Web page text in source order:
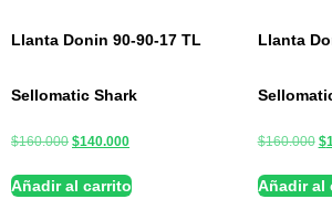
Llanta Donin 90-90-17 TL
Sellomatic Shark
$160.000 $140.000
Añadir al carrito
Llanta
$160.000 $
Añadir al